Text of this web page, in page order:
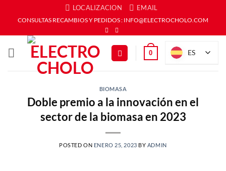
LOCALIZACION EMAIL
CONSULTAS RECAMBIOS Y PEDIDOS : INFO@ELECTROCHOLO.COM
0 ES
BIOMASA
Doble premio a la innovación en el
sector de la biomasa en 2023
POSTED ON ENERO 25, 2023 BY ADMIN